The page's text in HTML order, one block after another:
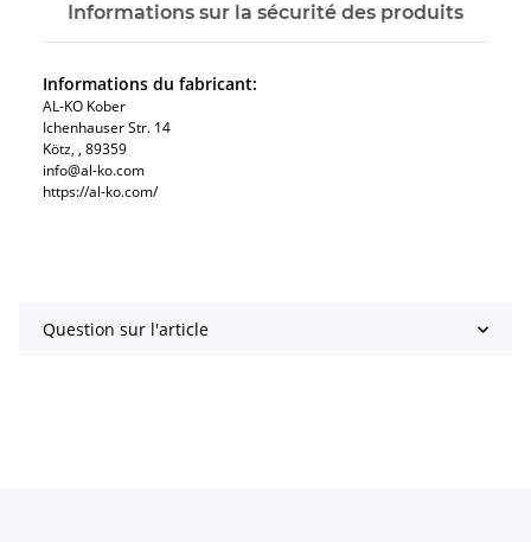
Informations sur la sécurité des produits
Informations du fabricant:
AL-KO Kober
Ichenhauser Str. 14
Kötz, , 89359
info@al-ko.com
https://al-ko.com/
Question sur l'article